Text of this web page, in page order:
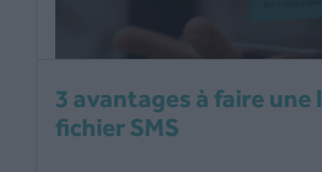
3 avantages à faire une
fichier SMS